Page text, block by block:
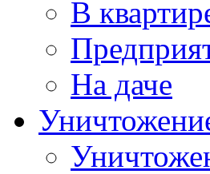
В
На даче